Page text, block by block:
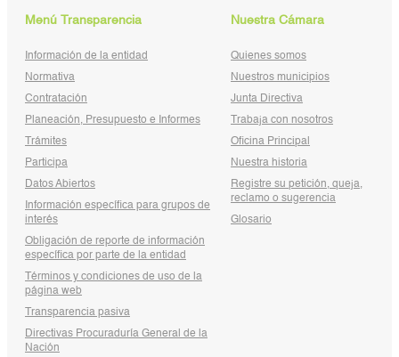
Menú Transparencia
Información de la entidad
Normativa
Contratación
Planeación, Presupuesto e Informes
Trámites
Participa
Datos Abiertos
Información específica para grupos de
interés
Obligación de reporte de información
específica por parte de la entidad
Términos y condiciones de uso de la
página web
Transparencia pasiva
Directivas Procuraduría General de la
Nación
Nuestra Cámara
Quienes somos
Nuestros municipios
Junta Directiva
Trabaja con nosotros
Oficina Principal
Nuestra historia
Registre su petición, queja,
reclamo o sugerencia
Glosario